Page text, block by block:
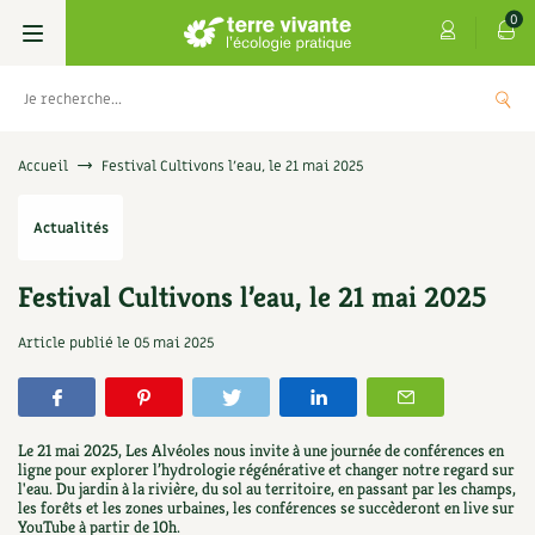
0
Livres
Permaculture, Jardin bio
Verger, arbres
Petit élevage
Aménagement jardin
Les 4 saisons
Se réabonner
Offrir un abonnement
Les numéros
4 saisons
Boutique
Graines, semences
Potagères
Aromatiques
Florales
Cartes cadeau
Centre Terre vivante
Découvrir le Centre
Visiter en famille, entre amis
Infos & conseils
Jardin bio
Parole libre
Accueil Festival Cultivons l’eau, le 21 mai 2025
Actualités
Festival Cultivons l’eau, le 21 mai 2025
Article publié le 05 mai 2025
Le 21 mai 2025, Les Alvéoles nous invite à une journée de conférences en
ligne pour explorer l’hydrologie régénérative et changer notre regard sur
l'eau. Du jardin à la rivière, du sol au territoire, en passant par les champs,
les forêts et les zones urbaines, les conférences se succèderont en live sur
YouTube à partir de 10h.
tisanes qui soignent
9,90€